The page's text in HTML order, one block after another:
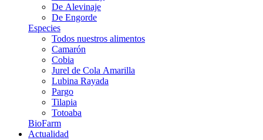
De Alevinaje
De Engorde
Especies
Todos nuestros alimentos
Camarón
Cobia
Jurel de Cola Amarilla
Lubina Rayada
Pargo
Tilapia
Totoaba
BioFarm
Actualidad